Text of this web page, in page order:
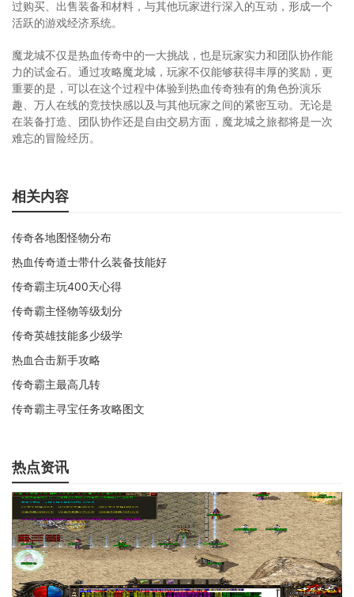
过购买、出售装备和材料，与其他玩家进行深入的互动，形成一个
活跃的游戏经济系统。
魔龙城不仅是热血传奇中的一大挑战，也是玩家实力和团队协作能
力的试金石。通过攻略魔龙城，玩家不仅能够获得丰厚的奖励，更
重要的是，可以在这个过程中体验到热血传奇独有的角色扮演乐
趣、万人在线的竞技快感以及与其他玩家之间的紧密互动。无论是
在装备打造、团队协作还是自由交易方面，魔龙城之旅都将是一次
难忘的冒险经历。
相关内容
传奇各地图怪物分布
热血传奇道士带什么装备技能好
传奇霸主玩400天心得
传奇霸主怪物等级划分
传奇英雄技能多少级学
热血合击新手攻略
传奇霸主最高几转
传奇霸主寻宝任务攻略图文
热点资讯